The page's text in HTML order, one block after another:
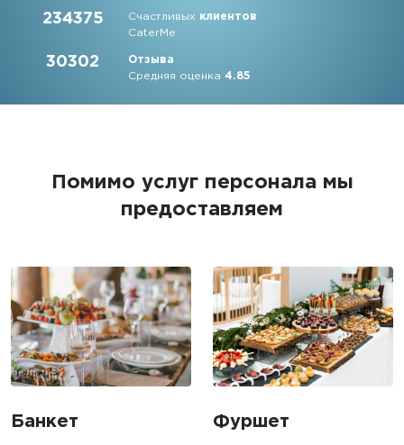
234375 Счастливых клиентов
CaterMe
30302
Отзыва
Средняя оценка4.85
Помимо услуг персонала мы
предоставляем
Банкет Фуршет